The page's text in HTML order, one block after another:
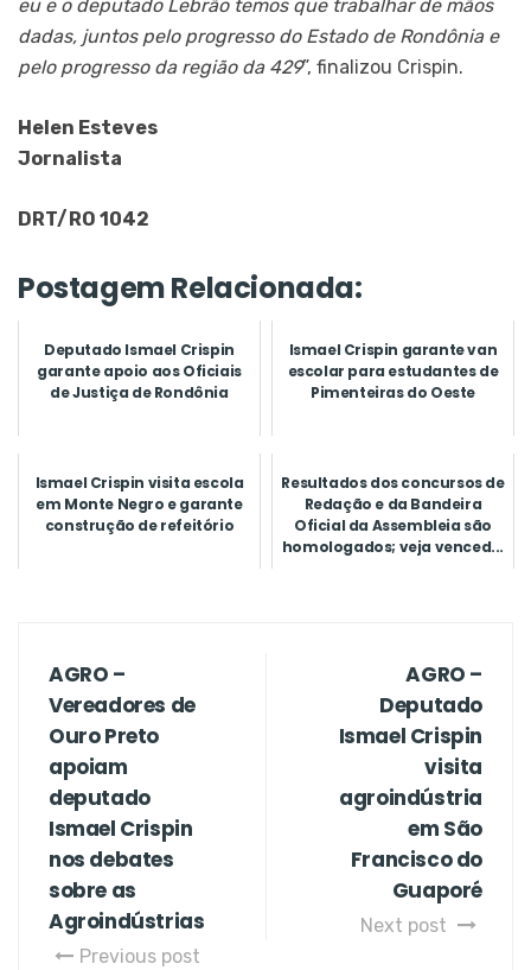
eu e o deputado Lebrão temos que trabalhar de mãos
dadas, juntos pelo progresso do Estado de Rondônia e
pelo progresso da região da 429”, finalizou Crispin.
Helen Esteves
Jornalista
DRT/RO 1042
Postagem Relacionada:
Deputado Ismael Crispin
garante apoio aos Oficiais
de Justiça de Rondônia
Ismael Crispin garante van
escolar para estudantes de
Pimenteiras do Oeste
Ismael Crispin visita escola
em Monte Negro e garante
construção de refeitório
Resultados dos concursos de
Redação e da Bandeira
Oficial da Assembleia são
homologados; veja venced...
AGRO –
Vereadores de
Ouro Preto
apoiam
deputado
Ismael Crispin
nos debates
sobre as
Agroindústrias
Previous post
AGRO –
Deputado
Ismael Crispin
visita
agroindústria
em São
Francisco do
Guaporé
Next post